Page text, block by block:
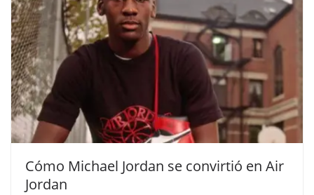
Cómo Michael Jordan se convirtió en Air
Jordan